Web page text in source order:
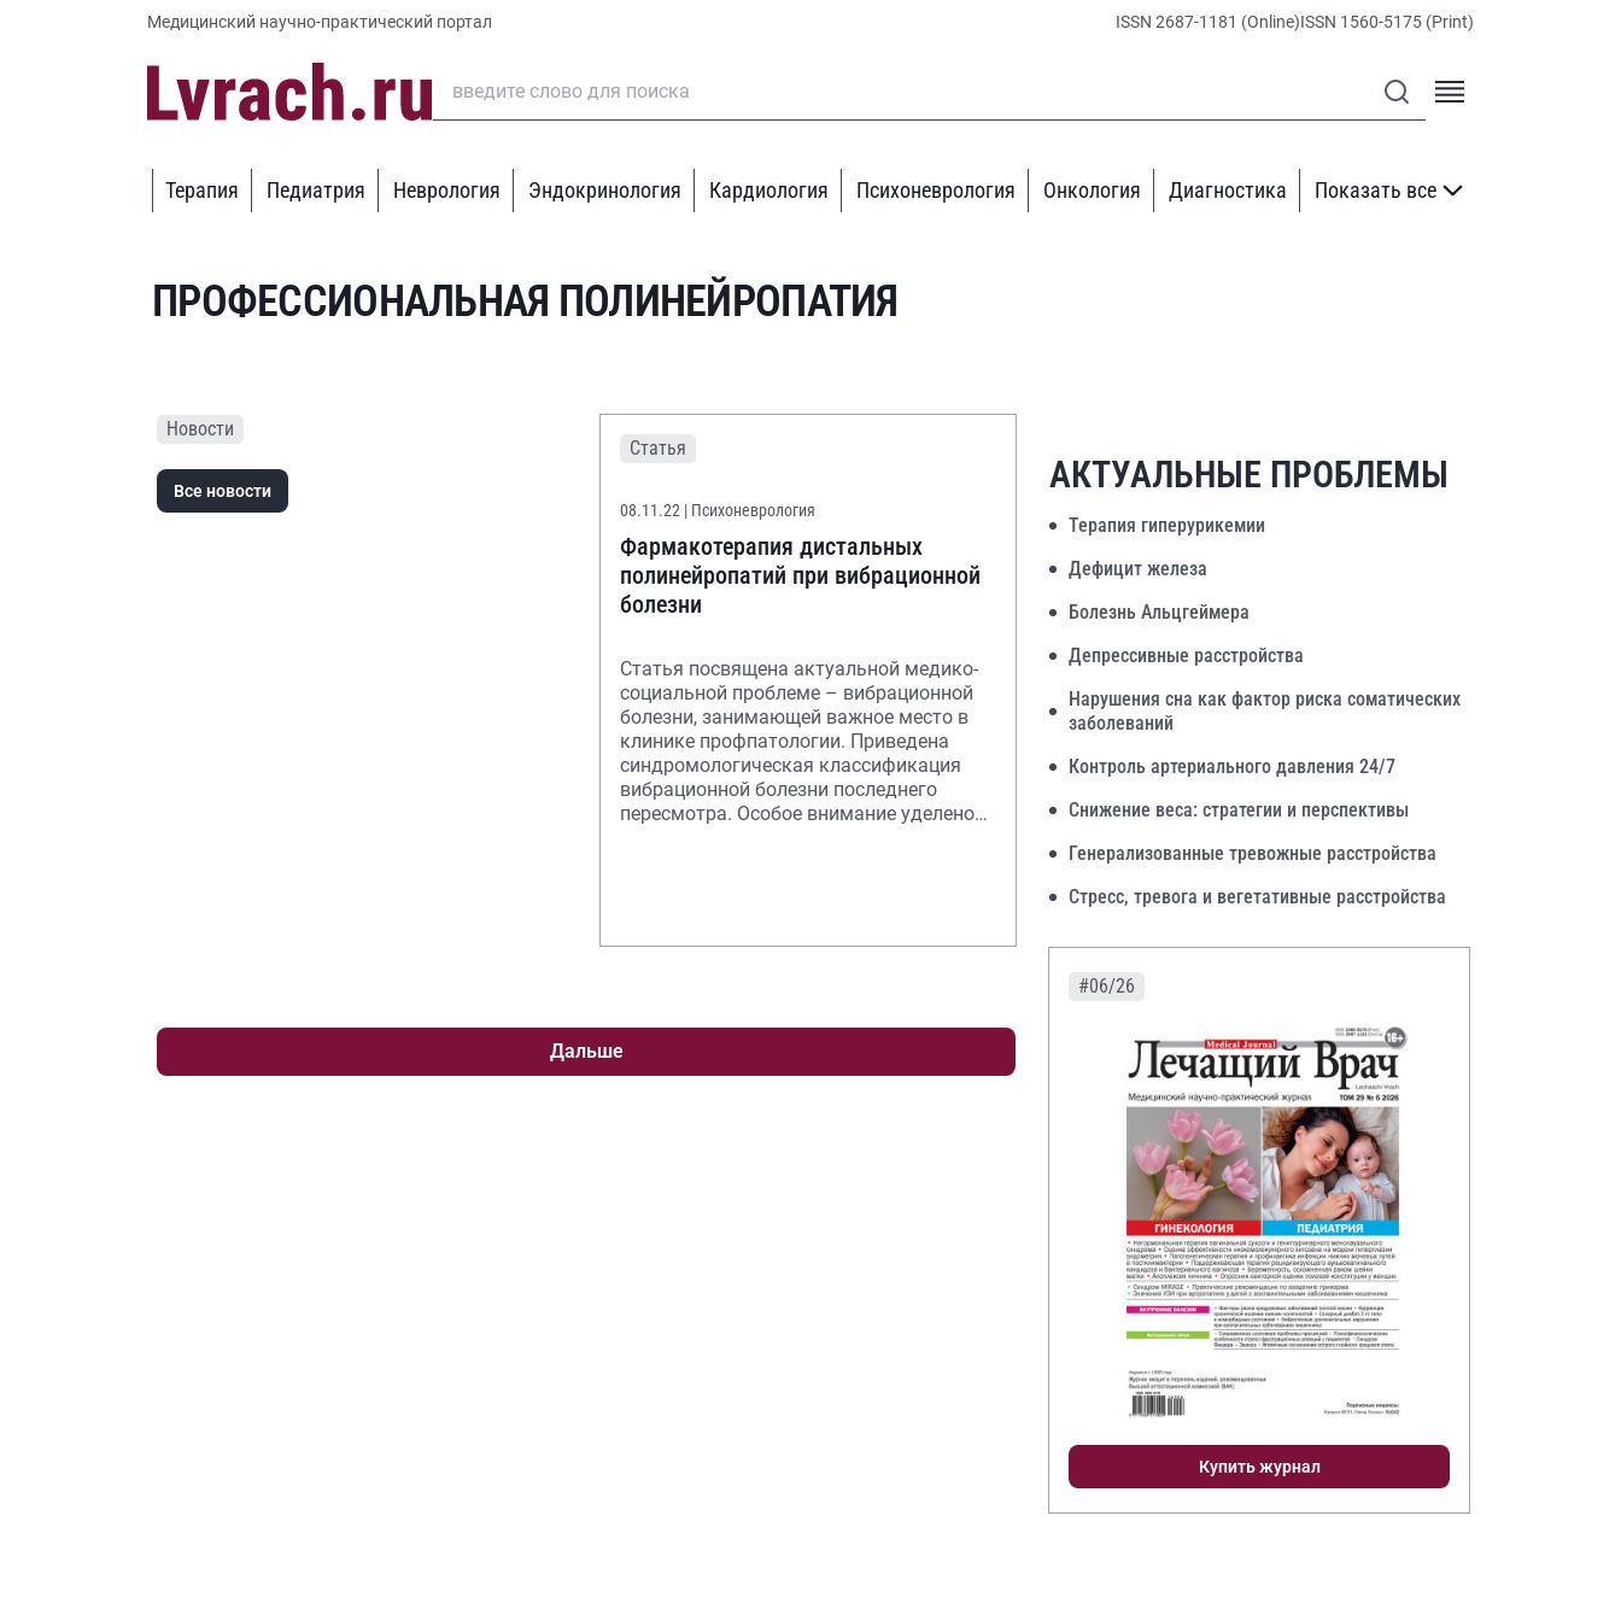
Медицинский научно-практический портал ISSN 2687-1181 (Online)ISSN 1560-5175 (Print)
Терапия Педиатрия Неврология Эндокринология Кардиология Психоневрология Онкология Диагностика Показать все
ПРОФЕССИОНАЛЬНАЯ ПОЛИНЕЙРОПАТИЯ
Новости
Все новости
Статья
08.11.22 | Психоневрология
Фармакотерапия дистальных
полинейропатий при вибрационной
болезни
Статья посвящена актуальной медико-
социальной проблеме – вибрационной
болезни, занимающей важное место в
клинике профпатологии. Приведена
синдромологическая классификация
вибрационной болезни последнего
пересмотра. Особое внимание уделено
Дальше
АКТУАЛЬНЫЕ ПРОБЛЕМЫ
Терапия гиперурикемии
Дефицит железа
Болезнь Альцгеймера
Депрессивные расстройства
Нарушения сна как фактор риска соматических
заболеваний
Контроль артериального давления 24/7
Снижение веса: стратегии и перспективы
Генерализованные тревожные расстройства
Стресс, тревога и вегетативные расстройства
#06/26
Купить журнал